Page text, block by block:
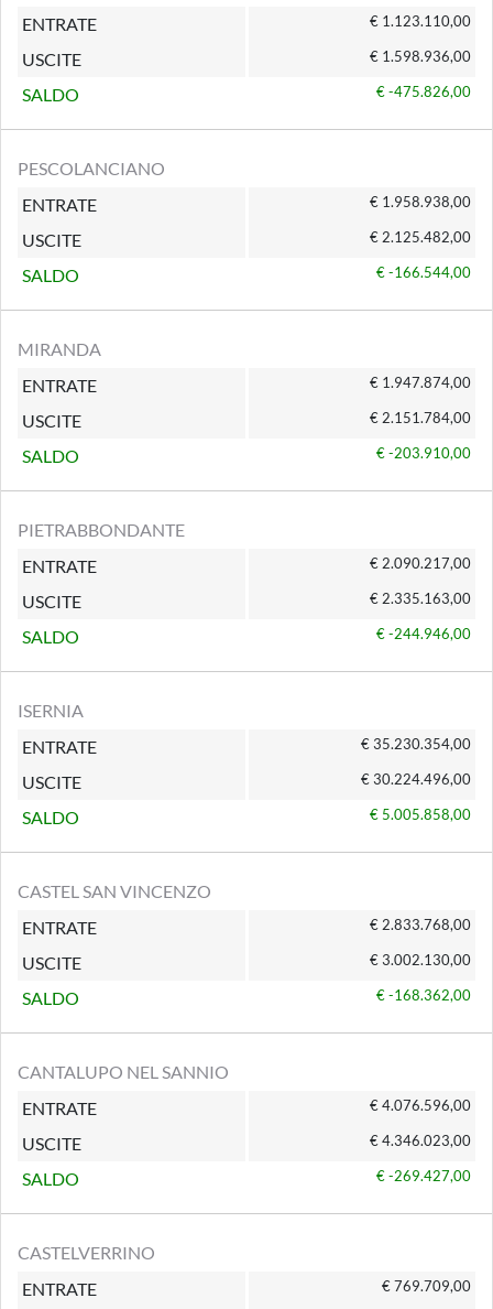
ENTRATE € 1.123.110,00
USCITE € 1.598.936,00
SALDO € -475.826,00
PESCOLANCIANO
ENTRATE
€ 1.958.938,00
USCITE € 2.125.482,00
SALDO € -166.544,00
MIRANDA
ENTRATE
€ 1.947.874,00
USCITE € 2.151.784,00
SALDO € -203.910,00
PIETRABBONDANTE
ENTRATE
€ 2.090.217,00
USCITE € 2.335.163,00
SALDO € -244.946,00
ISERNIA
ENTRATE
€ 35.230.354,00
USCITE € 30.224.496,00
SALDO € 5.005.858,00
CASTEL SAN VINCENZO
ENTRATE
€ 2.833.768,00
USCITE € 3.002.130,00
SALDO € -168.362,00
CANTALUPO NEL SANNIO
ENTRATE
€ 4.076.596,00
USCITE € 4.346.023,00
SALDO € -269.427,00
CASTELVERRINO
ENTRATE
€ 769.709,00